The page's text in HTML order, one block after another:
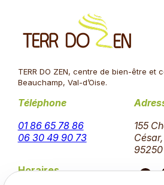
TERR DO ZEN, centre de bien-être et
Beauchamp, Val-d’Oise.
Téléphone
01 86 65 78 86
06 30 49 90 73
155
Horaires